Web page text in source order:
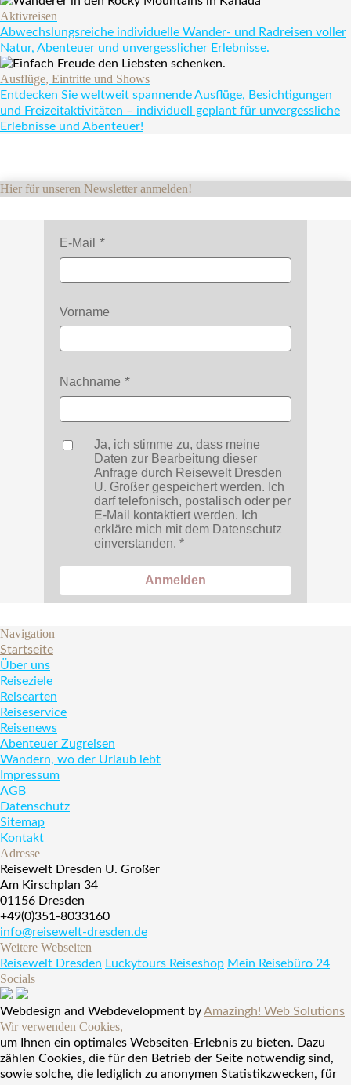
Aktivreisen
Abwechslungsreiche individuelle Wander- und Radreisen voller
Natur, Abenteuer und unvergesslicher Erlebnisse.
Ausflüge, Eintritte und Shows
Entdecken Sie weltweit spannende Ausflüge, Besichtigungen
und Freizeitaktivitäten – individuell geplant für unvergessliche
Erlebnisse und Abenteuer!
Hier für unseren Newsletter anmelden!
E-Mail
Vorname
Nachname
Ja, ich stimme zu, dass meine
Daten zur Bearbeitung dieser
Anfrage durch Reisewelt Dresden
U. Großer gespeichert werden. Ich
darf telefonisch, postalisch oder per
E-Mail kontaktiert werden. Ich
erkläre mich mit dem Datenschutz
einverstanden.
Anmelden
Navigation
Startseite
Über uns
Reiseziele
Reisearten
Reiseservice
Reisenews
Abenteuer Zugreisen
Wandern, wo der Urlaub lebt
Impressum
AGB
Datenschutz
Sitemap
Kontakt
Adresse
Reisewelt Dresden U. Großer
Am Kirschplan 34
01156 Dresden
+49(0)351-8033160
info@reisewelt-dresden.de
Weitere Webseiten
Reisewelt Dresden Luckytours Reiseshop Mein Reisebüro 24
Socials
Webdesign and Webdevelopment byAmazingh! Web Solutions
Wir verwenden Cookies,
um Ihnen ein optimales Webseiten-Erlebnis zu bieten. Dazu
zählen Cookies, die für den Betrieb der Seite notwendig sind,
sowie solche, die lediglich zu anonymen Statistikzwecken, für